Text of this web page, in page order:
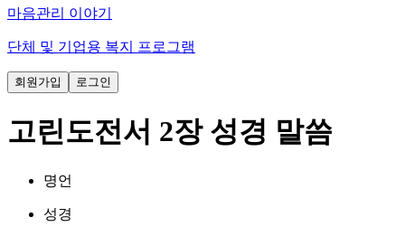
마음관리 이야기
단체 및 기업용 복지 프로그램
회원가입 로그인
고린도전서 2장 성경 말씀
명언
성경